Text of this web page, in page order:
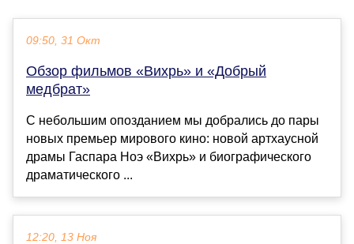
09:50, 31 Окт
Обзор фильмов «Вихрь» и «Добрый
медбрат»
С небольшим опозданием мы добрались до пары
новых премьер мирового кино: новой артхаусной
драмы Гаспара Ноэ «Вихрь» и биографического
драматического ...
12:20, 13 Ноя